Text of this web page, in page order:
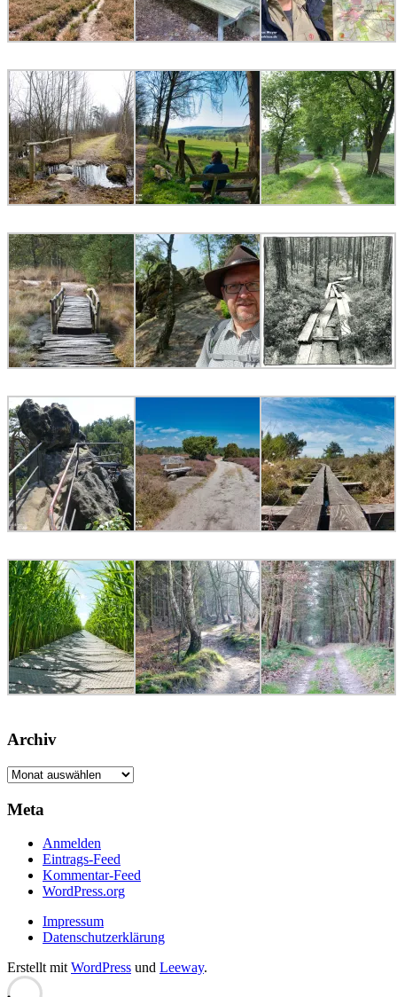
Archiv
Archiv
Meta
Anmelden
Eintrags-Feed
Kommentar-Feed
WordPress.org
Impressum
Datenschutzerklärung
Erstellt mit WordPress und Leeway.